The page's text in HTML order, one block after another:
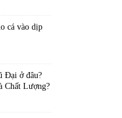
cá vào dịp
Đại ở đâu?
Chất Lượng?